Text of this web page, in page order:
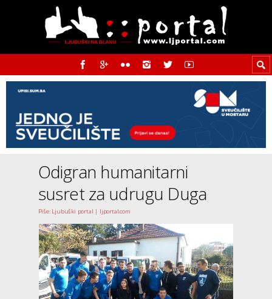
Odigran humanitarni
susret za udrugu Duga
Piše: Ljubuški portal | ljportal.com